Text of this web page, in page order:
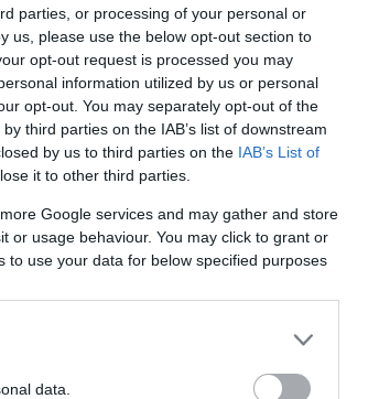
parties, or processing of your personal or
us, please use the below opt-out section to
opt-out request is processed you may
information utilized by us or personal
opt-out. You may separately opt-out of the
third parties on the IAB’s list of downstream
by us to third parties on the IAB’s List of
it to other third parties.
Google services and may gather and store
or usage behaviour. You may click to grant or
use your data for below specified purposes
data.
német
Ne
2022.